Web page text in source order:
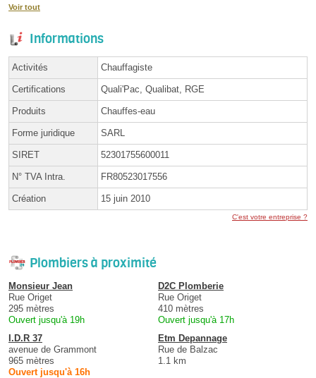
Voir tout
Informations
Activités Chauffagiste
Certifications Quali'Pac, Qualibat, RGE
Produits Chauffes-eau
Forme juridique SARL
SIRET 52301755600011
N° TVA Intra. FR80523017556
Création 15 juin 2010
C'est votre entreprise ?
Plombiers à proximité
Monsieur Jean
Rue Origet
295 mètres
Ouvert jusqu'à 19h
D2C Plomberie
Rue Origet
410 mètres
Ouvert jusqu'à 17h
I.D.R 37
avenue de Grammont
965 mètres
Ouvert jusqu'à 16h
Etm Depannage
Rue de Balzac
1.1 km